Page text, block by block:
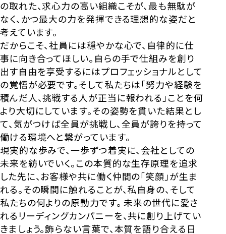
の取れた、求心力の高い組織こそが、最も無駄が
なく、かつ最大の力を発揮できる理想的な姿だと
考えています。
だからこそ、社員には穏やかな心で、自律的に仕
事に向き合ってほしい。自らの手で仕組みを創り
出す自由を享受するにはプロフェッショナルとして
の覚悟が必要です。そして私たちは「努力や経験を
積んだ人、挑戦する人が正当に報われる」ことを何
より大切にしています。その姿勢を貫いた結果とし
て、気がつけば全員が挑戦し、全員が誇りを持って
働ける環境へと繋がっています。
現実的な歩みで、一歩ずつ着実に、会社としての
未来を紡いでいく。この本質的な生存原理を追求
した先に、お客様や共に働く仲間の「笑顔」が生ま
れる。その瞬間に触れることが、私自身の、そして
私たちの何よりの原動力です。 未来の世代に愛さ
れるリーディングカンパニーを、共に創り上げてい
きましょう。飾らない言葉で、本質を語り合える日